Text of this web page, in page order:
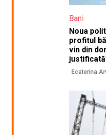
Bani
Noua
profitul
vin din
Ecaterina